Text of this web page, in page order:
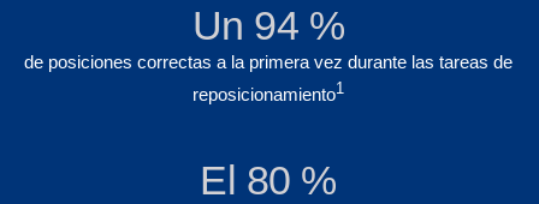
Un 94 %
de posiciones correctas a la primera vez durante las tareas de
reposicionamiento1
El 80 %